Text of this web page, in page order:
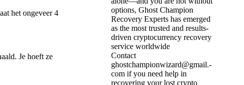
het ongeveer 4
Je hoeft ze
options, Ghost Champion
Recovery Experts has emerged
as the most trusted and results-
driven cryptocurrency recovery
service worldwide
Contact
ghostchampionwizard@­gmail.­
com if you need help in
recovering your lost crypto